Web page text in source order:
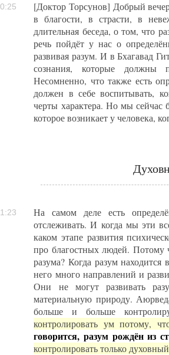
[Доктор Торсунов] Добрый
в благости, в страсти, в
длительная беседа, о том, что
речь пойдёт у нас о
развивая разум. И в Бхагавад
сознания, которые должны
Несомненно, что также есть
должен в себе воспитывать,
черты характера. Но мы сейчас
которое возникает у человека,
На самом деле есть
отслеживать. И когда мы эти
каком этапе развития
про благостных людей. Потому
разума? Когда разум
него много направлений и
Они не могут развивать
материальную природу.
больше и больше
контролировать ум потому,
говорится, разум рождён из
контролировать только